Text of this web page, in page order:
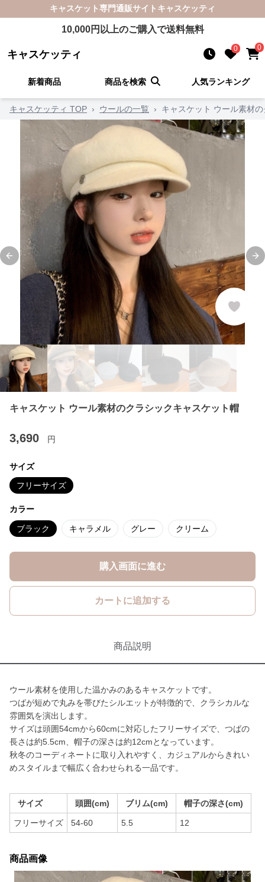
キャスケット専門通販サイト キャスケッティ
10,000円以上のご購入で送料無料
キャスケッティ 0 0
新着商品 商品を検索 人気ランキング
キャスケッティ TOP › ウールの一覧 › キャスケット ウール素材
Previous slide
キャスケット ウール素材のクラシックキャスケット帽
3,690 円
サイズ
フリーサイズ
カラー
ブラック キャラメル グレー クリーム
購入画面に進む
カートに追加する
商品説明
ウール素材を使用した温かみのあるキャスケットです。
つばが短めで丸みを帯びたシルエットが特徴的で、クラシカルな
雰囲気を演出します。
サイズは頭囲54cmから60cmに対応したフリーサイズで、つばの
長さは約5.5cm、帽子の深さは約12cmとなっています。
秋冬のコーディネートに取り入れやすく、カジュアルからきれい
めスタイルまで幅広く合わせられる一品です。
サイズ 頭囲(cm) ブリム(cm) 帽子の深さ(cm)
フリーサイズ 54-60 5.5 12
商品画像